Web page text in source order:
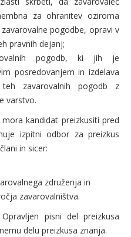
za ohranitev oziroma
pogodbe, opravi v
pravnih dejanj;
pogodb, ki jih je
posredovanjem in izdelava
zavarovalnih pogodb z
varstvo.
kandidat preizkusiti pred
izpitni odbor za preizkus
in sicer:
združenja in
zavarovalništva.
pisni del preizkusa
delu preizkusa znanja.